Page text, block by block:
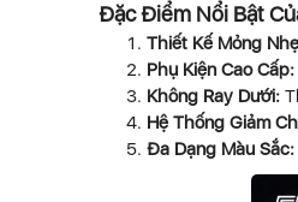
Đặc Điểm Nổi Bật
Thiết Kế Mỏng
Phụ Kiện Cao Cấp:
Không Ray Dưới:
Hệ Thống Giảm
Đa Dạng Màu Sắc: